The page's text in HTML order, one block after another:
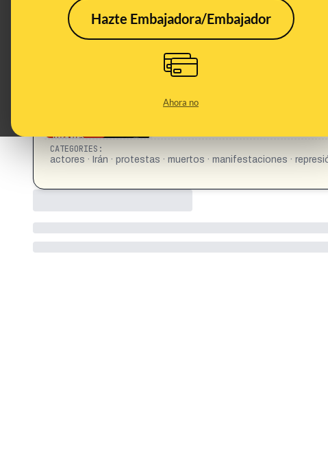
Hazte Embajadora/Embajador
Ahora no
«Aldo Comas asegura que en Irán la cifra de
This content has not yet
"No he oído a nadie hablar de los 50.000 muertos que ha
regímenes teocráticos que asesinan a sus poblaciones" - Aldo
CATEGORIES:
actores · Irán · protestas · muertos · manifestaciones ·